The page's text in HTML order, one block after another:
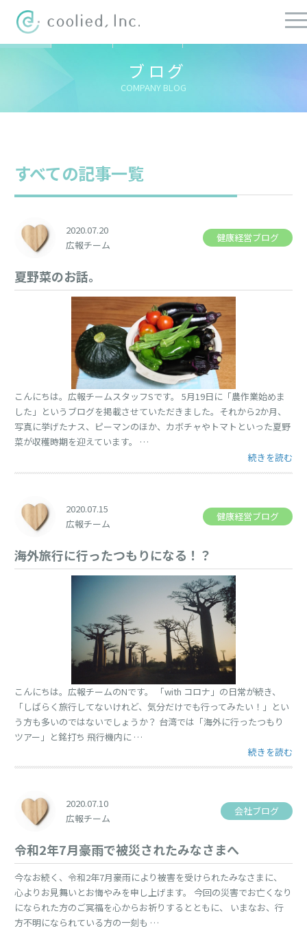
ブログ
COMPANY BLOG
ての記事
すべての記事一覧
2020.07.20
広報チーム
健康経営ブログ
夏野菜のお話。
こんにちは。広報チームスタッフSです。 5月19日に「農作業始めま
した」というブログを掲載させていただきました。それから2か月、
写真に挙げたナス、ピーマンのほか、カボチャやトマトといった夏野
菜が収穫時期を迎えています。 …
“夏野菜のお話
続きを読む
2020.07.15
広報チーム
健康経営ブログ
海外旅行に行ったつもりになる！？
こんにちは。広報チームのNです。 「with コロナ」の日常が続き、
「しばらく旅行してないけれど、気分だけでも行ってみたい！」とい
う方も多いのではないでしょうか？ 台湾では「海外に行ったつもり
ツアー」と銘打ち 飛行機内に …
“海外旅行に
続きを読む
2020.07.10
広報チーム
会社ブログ
令和2年7月豪雨で被災されたみなさまへ
今なお続く、令和2年7月豪雨により被害を受けられたみなさまに、
心よりお見舞いとお悔やみを申し上げます。 今回の災害でお亡くなり
になられた方のご冥福を心からお祈りするとともに、 いまなお、行
方不明になられている方の一刻も …